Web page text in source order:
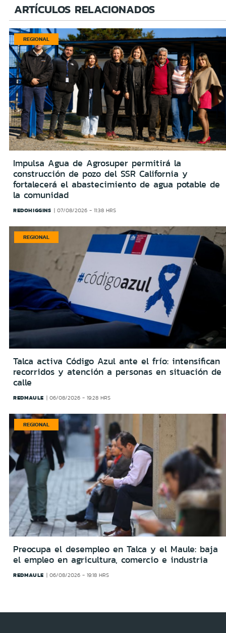
ARTÍCULOS RELACIONADOS
REGIONAL
Impulsa Agua de Agrosuper permitirá la
construcción de pozo del SSR California y
fortalecerá el abastecimiento de agua potable de
la comunidad
REDOHIGGINS 07/08/2026 - 11:38 HRS
REGIONAL
Talca activa Código Azul ante el frío: intensifican
recorridos y atención a personas en situación de
calle
REDMAULE 06/08/2026 - 19:28 HRS
REGIONAL
Preocupa el desempleo en Talca y el Maule: baja
el empleo en agricultura, comercio e industria
REDMAULE 06/08/2026 - 19:18 HRS